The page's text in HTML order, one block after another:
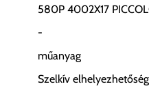
580P 4002X17
-
műanyag
Szelkív elhelyezhetőség